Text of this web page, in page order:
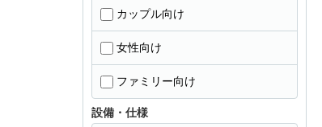
カップル向け
女性向け
ファミリー向け
設備・仕様